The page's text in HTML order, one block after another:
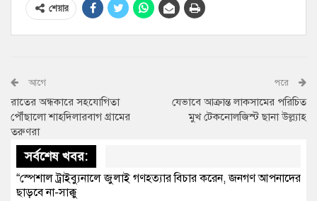
শেয়ার
আগে
রাতের অন্ধকারে সহযোগিতা
পৌঁছালো শাহদিলারবাগ গ্রামের
তরুণরা
পরে
যেভাবে আক্রান্ত লাকসামের পরিচিত
মুখ টেকনোলজিস্ট ছানা উল্ল্যাহ
সর্বশেষ খবর:
“স্পেশাল ট্রাইব্যুনালে জুলাই গণহত্যার বিচার করেন, জনগণ আপনাদের
ছাড়বে না-সাক্কু